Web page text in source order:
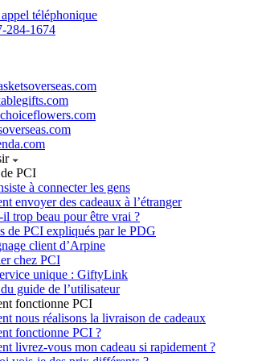
téléphonique
284-1674
PCI
à connecter les gens
envoyer des cadeaux à l’étranger
il trop beau pour être vrai ?
de PCI expliqués par le PDG
client d’Arpine
chez PCI
unique : GiftyLink
guide de l’utilisateur
fonctionne PCI
nous réalisons la livraison de cadeaux
fonctionne PCI ?
livrez-vous mon cadeau si rapidement ?